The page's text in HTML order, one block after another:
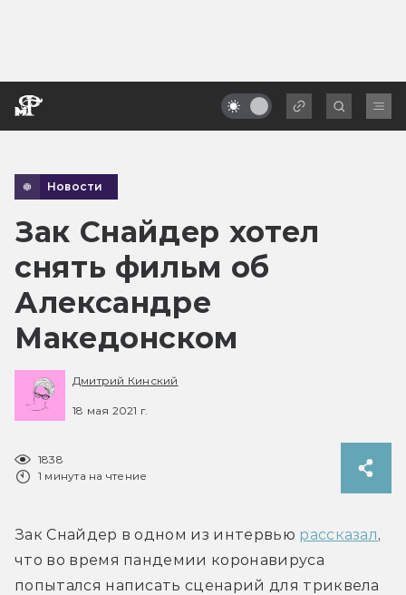
Новости
Зак Снайдер хотел
снять фильм об
Александре
Македонском
Дмитрий Кинский
18 мая 2021 г.
1838
1 минута на чтение
Зак Снайдер в одном из интервью рассказал,
что во время пандемии коронавируса
попытался написать сценарий для триквела